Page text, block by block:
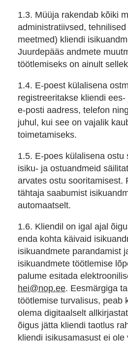
1.3. Müüja rakendab kõiki
administratiivsed,
meetmed) kliendi
Juurdepääs andmete
töötlemiseks on ainult
1.4. E-poest külalisena
registreeritakse kliendi
e-posti aadress, telefon
juhul, kui see on vajalik
toimetamiseks.
1.5. E-poes külalisena ostu
isiku- ja ostuandmeid
arvates ostu sooritamisest.
tähtaja saabumist
automaatselt.
1.6. Kliendil on igal ajal
enda kohta käivaid
isikuandmete parandamist
isikuandmete töötlemise
palume esitada
hei@nop.ee. Eesmärgiga
töötlemise turvalisus, peab
olema digitaalselt
õigus jätta kliendi taotlus
kliendi isikusamasust ei ole